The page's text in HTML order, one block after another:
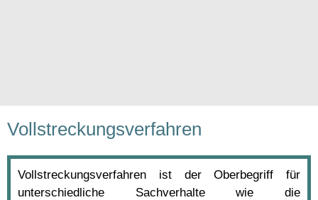
Vollstreckungsverfahren
Vollstreckungsverfahren ist der Oberbegriff für
unterschiedliche Sachverhalte wie die